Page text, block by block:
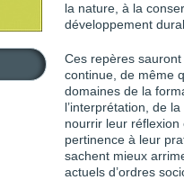
la nature, à la
développement
Ces repères
continue, de même
domaines de la
l’interprétation, de
nourrir leur
pertinence à leur
sachent mieux
actuels d’ordres